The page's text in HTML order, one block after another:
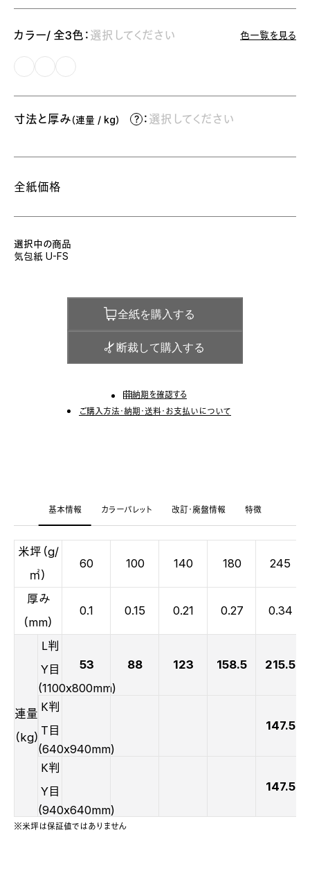
カラー/ 全3色： 選択してください 色一覧を見る
寸法と厚み（連量 / kg） ： 選択してください
全紙価格
選択中の商品
気包紙 U-FS
全紙を購入する
断裁して購入する
納期を確認する
ご購入方法・納期・送料・お支払いについて
基本情報 カラーパレット 改訂・廃盤情報 特徴
米坪（g/
㎡）
60 100 140 180 245
厚み
（mm）
0.1 0.15 0.21 0.27 0.34
連量
（kg）
Ｌ判
Y目
(1100x800mm)
53 88 123 158.5 215.5
Ｋ判
T目
(640x940mm)
147.5
Ｋ判
Y目
(940x640mm)
147.5
※米坪は保証値ではありません